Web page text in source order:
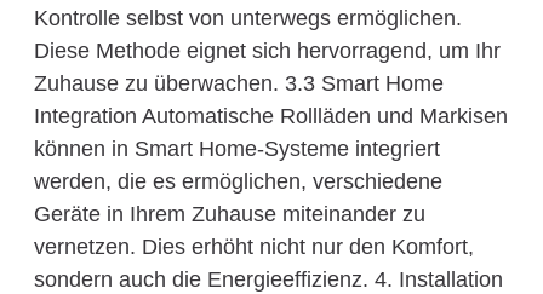
Kontrolle selbst von unterwegs ermöglichen.
Diese Methode eignet sich hervorragend, um Ihr
Zuhause zu überwachen. 3.3 Smart Home
Integration Automatische Rollläden und Markisen
können in Smart Home-Systeme integriert
werden, die es ermöglichen, verschiedene
Geräte in Ihrem Zuhause miteinander zu
vernetzen. Dies erhöht nicht nur den Komfort,
sondern auch die Energieeffizienz. 4. Installation